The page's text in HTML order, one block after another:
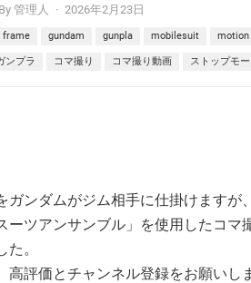
By管理人 · 2026年2月23日
frame gundam gunpla mobilesuit motion
ンプラ コマ撮り コマ撮り動画 ストップモ
ガンダムがジム相手に仕掛けますが
ーツアンサンブル」を使用したコ
。
評価とチャンネル登録をお願いし